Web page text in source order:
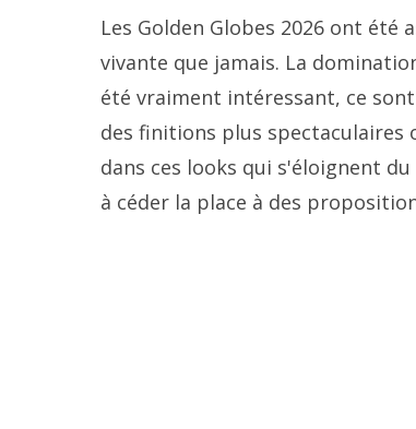
Les Golden Globes 2026 ont
vivante que jamais. La
été vraiment intéressant, ce
des finitions plus spectaculaires
dans ces looks qui s'éloignent
à céder la place à des